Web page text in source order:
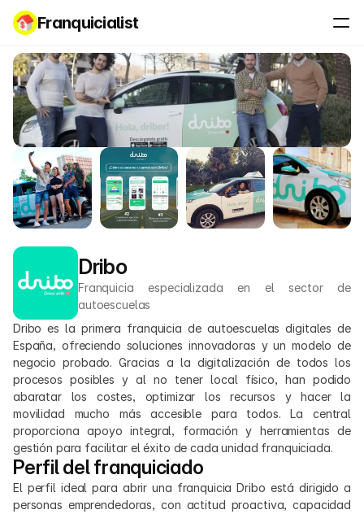
Franquicialist
Dribo
Franquicia especializada en el sector de
autoescuelas
Dribo es la primera franquicia de autoescuelas digitales de
España, ofreciendo soluciones innovadoras y un modelo de
negocio probado. Gracias a la digitalización de todos los
procesos posibles y al no tener local físico, han podido
abaratar los costes, optimizar los recursos y hacer la
movilidad mucho más accesible para todos. La central
proporciona apoyo integral, formación y herramientas de
gestión para facilitar el éxito de cada unidad franquiciada.
Perfil del franquiciado
El perfil ideal para abrir una franquicia Dribo está dirigido a
personas emprendedoras, con actitud proactiva, capacidad